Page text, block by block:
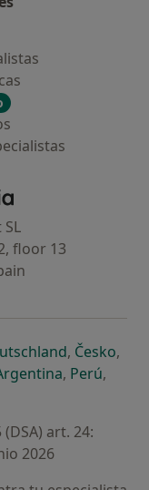
Página de inicio
floor 13
pestaña
nueva pestaña
en una nueva
se abre en
, Českose
,
nueva pestaña
una nueva pestaña
abre en una nueva
se abre en
, Perúse
,
(DSA) art. 24:
2026